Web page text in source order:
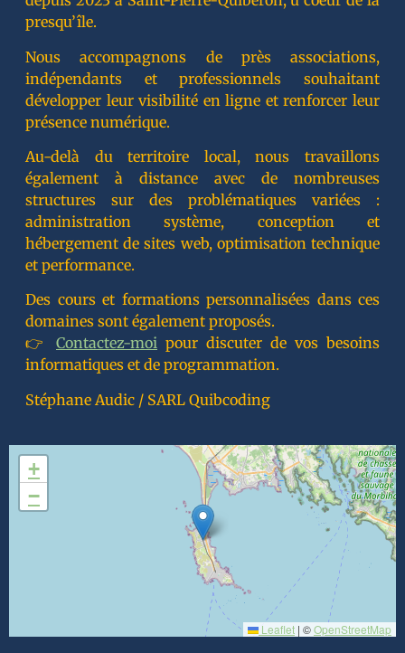
presqu’île.
Nous accompagnons de près associations,
indépendants et professionnels souhaitant
développer leur visibilité en ligne et renforcer leur
présence numérique.
Au-delà du territoire local, nous travaillons
également à distance avec de nombreuses
structures sur des problématiques variées :
administration système, conception et
hébergement de sites web, optimisation technique
et performance.
Des cours et formations personnalisées dans ces
domaines sont également proposés.
👉 Contactez-moi pour discuter de vos besoins
informatiques et de programmation.
Stéphane Audic / SARL Quibcoding
+
−
Leaflet | ©OpenStreetMap